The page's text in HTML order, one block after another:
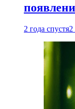
2 года спустя2